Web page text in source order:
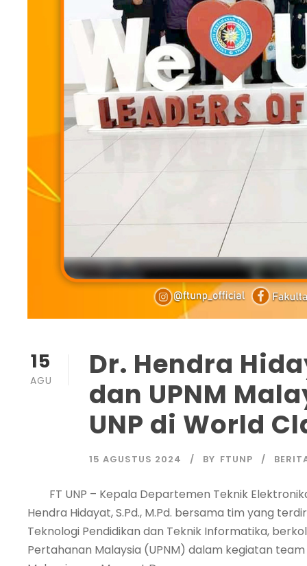
15
AGU
Dr. Hendra
dan UPNM
UNP di World
15 AGUSTUS 2024 BY FTUNP
FT UNP – Kepala Departemen Teknik
Hendra Hidayat, S.Pd., M.Pd. bersama tim yang
Teknologi Pendidikan dan Teknik Informatika,
Pertahanan Malaysia (UPNM) dalam kegiatan